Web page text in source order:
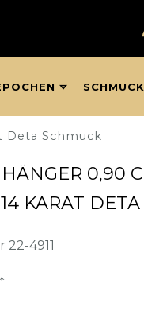
SCHMUCK
Deta Schmuck
0,90
KARAT
22-4911
*